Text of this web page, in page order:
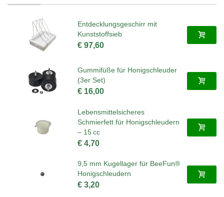
Entdecklungsgeschirr mit
Kunststoffsieb
€ 97,60
Gummifüße für Honigschleuder
(3er Set)
€ 16,00
Lebensmittelsicheres
Schmierfett für Honigschleudern
– 15 cc
€ 4,70
9,5 mm Kugellager für BeeFun®
Honigschleudern
€ 3,20